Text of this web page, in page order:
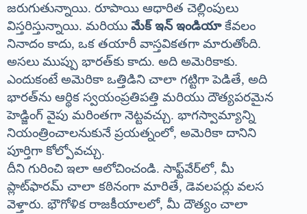
జరుగుతున్నాయి. రూపాయి ఆధారిత చెల్లింపులు
విస్తరిస్తున్నాయి. మరియు మేక్ ఇన్ ఇండియాకేవలం
నినాదం కాదు, ఒక తయారీ వాస్తవికతగా మారుతోంది.
అసలు ముప్పు భారత్‌కు కాదు. అది అమెరికాకు.
ఎందుకంటే అమెరికా ఒత్తిడిని చాలా గట్టిగా పెడితే, అది
భారత్‌ను ఆర్థిక స్వయంప్రతిపత్తి మరియు దౌత్యపరమైన
హెడ్జింగ్ వైపు మరింతగా నెట్టవచ్చు. భాగస్వామ్యాన్ని
నియంత్రించాలనుకునే ప్రయత్నంలో, అమెరికా దానిని
పూర్తిగా కోల్పోవచ్చు.
దీని గురించి ఇలా ఆలోచించండి. సాఫ్ట్‌వేర్‌లో, మీ
ప్లాట్‌ఫారమ్ చాలా కఠినంగా మారితే, డెవలపర్లు వలస
వెళ్తారు. భౌగోళిక రాజకీయాలలో, మీ దౌత్యం చాలా